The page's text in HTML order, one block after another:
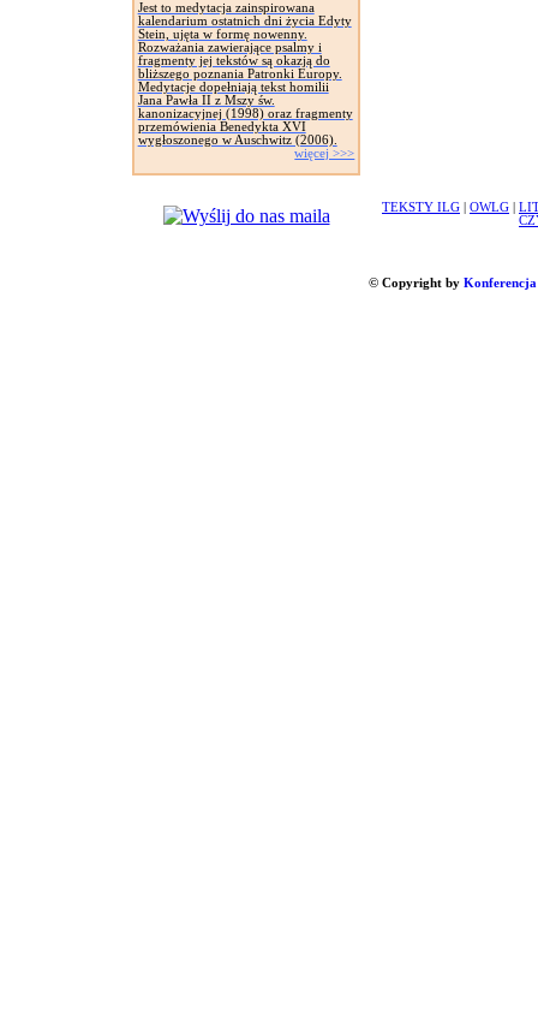
Jest to medytacja zainspirowana
kalendarium ostatnich dni życia Edyty
Stein, ujęta w formę nowenny.
Rozważania zawierające psalmy i
fragmenty jej tekstów są okazją do
bliższego poznania Patronki Europy.
Medytacje dopełniają tekst homilii
Jana Pawła II z Mszy św.
kanonizacyjnej (1998) oraz fragmenty
przemówienia Benedykta XVI
wygłoszonego w Auschwitz (2006).
więcej >>>
TEKSTY ILG OWLG
© Copyright by Konferencja